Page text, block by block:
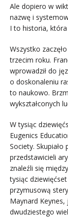
Ale dopiero w
nazwę i
I to historia, która
Wszystko
trzecim roku.
wprowadził do
o doskonaleniu
to naukowo.
wykształconych
W tysiąc
Eugenics
Society.
przedstawicieli
znaleźli się
tysiąc
przymusową
Maynard
dwudziestego